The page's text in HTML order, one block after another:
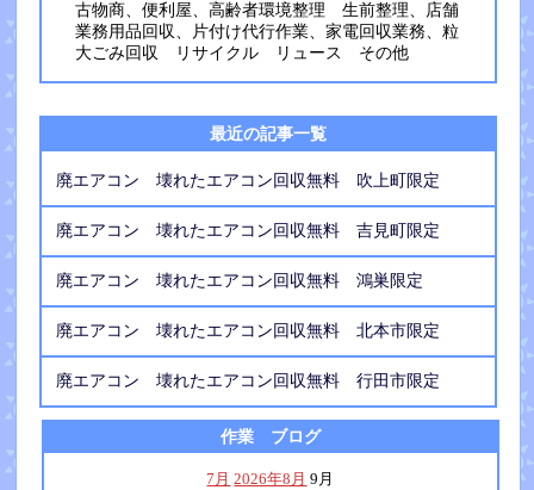
古物商、便利屋、高齢者環境整理 生前整理、店舗
業務用品回収、片付け代行作業、家電回収業務、粒
大ごみ回収 リサイクル リュース その他
最近の記事一覧
廃エアコン 壊れたエアコン回収無料 吹上町限定
廃エアコン 壊れたエアコン回収無料 吉見町限定
廃エアコン 壊れたエアコン回収無料 鴻巣限定
廃エアコン 壊れたエアコン回収無料 北本市限定
廃エアコン 壊れたエアコン回収無料 行田市限定
作業 ブログ
7月 2026年8月 9月